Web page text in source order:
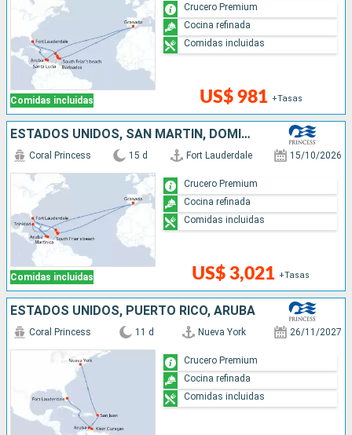
Comidas incluidas US$ 981 +Tasas
Crucero Premium
Cocina refinada
Comidas incluidas
ESTADOS UNIDOS, SAN MARTÍN, DOMINICA, GRENADA, CUBA, ARUBA
Comidas incluidas
Coral Princess 15 d Fort Lauderdale 15/10/2026
US$ 3,021 +Tasas
Crucero Premium
Cocina refinada
Comidas incluidas
ESTADOS UNIDOS, PUERTO RICO, ARUBA
Coral Princess 11 d Nueva York 26/11/2027
Crucero Premium
Cocina refinada
Comidas incluidas